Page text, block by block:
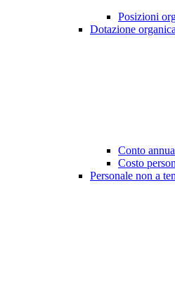
Posizioni
Dotazione organica
Conto
Costo
Personale non a